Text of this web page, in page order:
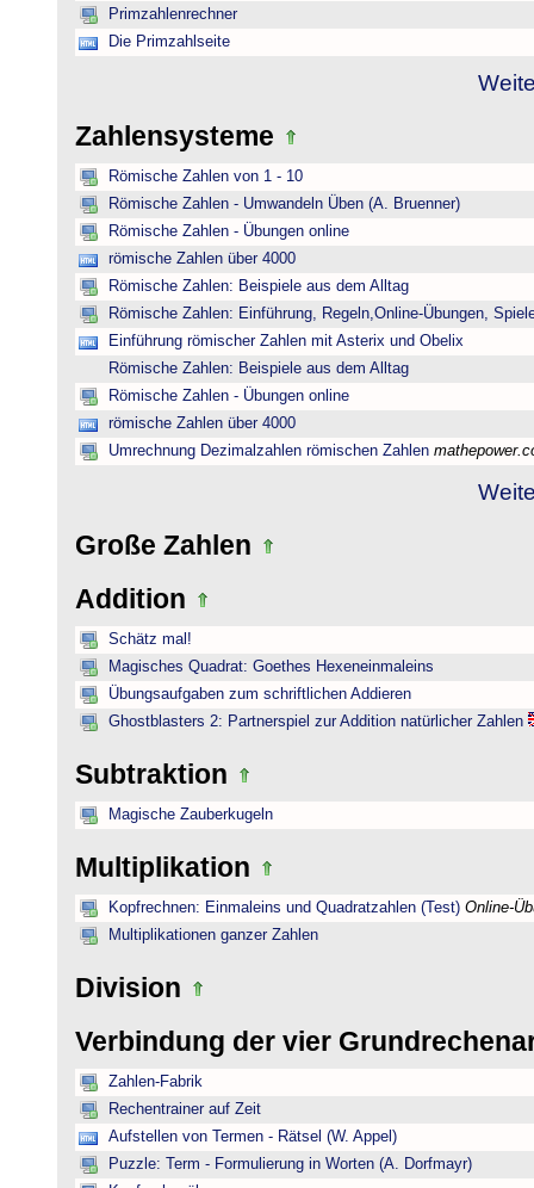
Primzahlenrechner
Die Primzahlseite
Zahlensysteme
Römische Zahlen von 1 - 10
Römische Zahlen - Umwandeln Üben (A. Bruenner)
Römische Zahlen - Übungen online
römische Zahlen über 4000
Römische Zahlen: Beispiele aus dem Alltag
Römische Zahlen: Einführung, Regeln,Online-Übungen,
Einführung römischer Zahlen mit Asterix und Obelix
Römische Zahlen: Beispiele aus dem Alltag
Römische Zahlen - Übungen online
römische Zahlen über 4000
Umrechnung Dezimalzahlen römischen Zahlen
Große Zahlen
Addition
Schätz mal!
Magisches Quadrat: Goethes Hexeneinmaleins
Übungsaufgaben zum schriftlichen Addieren
Ghostblasters 2: Partnerspiel zur Addition natürlicher Zahlen
Subtraktion
Magische Zauberkugeln
Multiplikation
Kopfrechnen: Einmaleins und Quadratzahlen (Test) Online-
Multiplikationen ganzer Zahlen
Division
Verbindung der vier
Zahlen-Fabrik
Rechentrainer auf Zeit
Aufstellen von Termen - Rätsel (W. Appel)
Puzzle: Term - Formulierung in Worten (A. Dorfmayr)